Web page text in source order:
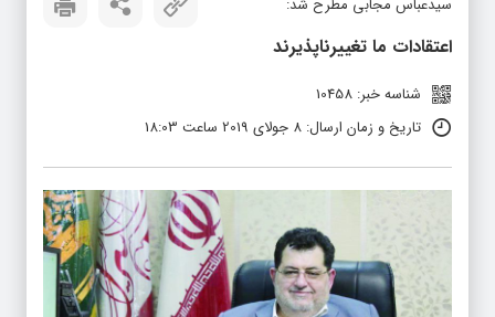
سیدعباس مجابی مطرح شد:
اعتقادات ما تغییرناپذیرند
شناسه خبر: 10458
تاریخ و زمان ارسال: 8 جولای 2019 ساعت 18:03